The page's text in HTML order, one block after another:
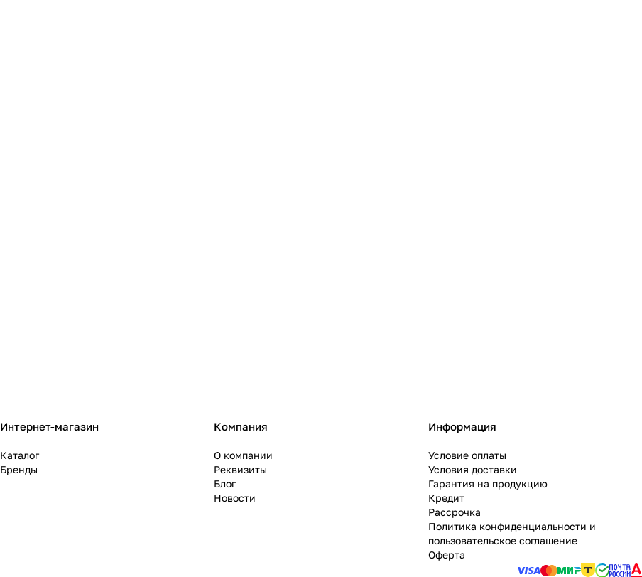
Интернет-магазин
Каталог
Бренды
Компания
О компании
Реквизиты
Блог
Новости
Информация
Условие оплаты
Условия доставки
Гарантия на продукцию
Кредит
Рассрочка
Политика конфиденциальности и
пользовательское соглашение
Оферта